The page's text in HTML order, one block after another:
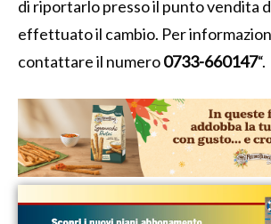
di riportarlo presso il punto vendita
effettuato il cambio. Per
contattare il numero0733-660147“.